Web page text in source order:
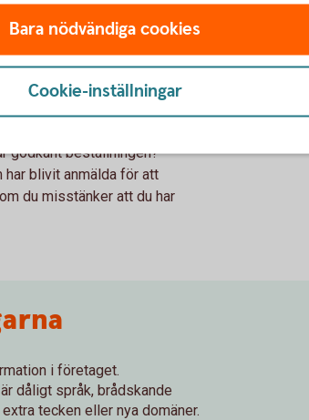
en vara eller tjänst eller
i era kontroller av fakturor
godkänt beställningen?
har blivit anmälda för att
du misstänker att du har
i företaget.
dåligt språk, brådskande
tecken eller nya domäner.
Bara nödvändiga cookies
Cookie-inställningar